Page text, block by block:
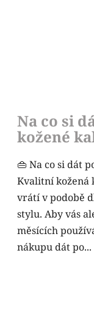
Na co si
kožené
👜 Na co si dát
Kvalitní kožená
vrátí v podobě
stylu. Aby vás
měsících
nákupu dát po...